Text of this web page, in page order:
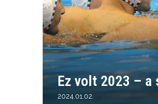
Ez volt 2023 –
2024.01.02.